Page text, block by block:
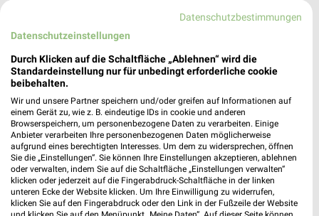
1,2 km
Angebote ab 03.08.
Noch morgen gültig
20,1 km
Dieter Knoll
Gültig bis Fr. 14.08.
XXXLutz REWE
Datenschutzbestimmungen
Datenschutzeinstellungen
Durch Klicken auf die Schaltfläche „Ablehnen“ wird die
Standardeinstellung nur für unbedingt erforderliche cookie
beibehalten.
Wir und unsere Partner speichern und/oder greifen auf Informationen auf
einem Gerät zu, wie z. B. eindeutige IDs in cookie und anderen
Browserspeichern, um personenbezogene Daten zu verarbeiten. Einige
Anbieter verarbeiten Ihre personenbezogenen Daten möglicherweise
aufgrund eines berechtigten Interesses. Um dem zu widersprechen, öffnen
Sie die „Einstellungen“. Sie können Ihre Einstellungen akzeptieren, ablehnen
oder verwalten, indem Sie auf die Schaltfläche „Einstellungen verwalten“
klicken oder jederzeit auf die Fingerabdruck-Schaltfläche in der linken
unteren Ecke der Website klicken. Um Ihre Einwilligung zu widerrufen,
klicken Sie auf den Fingerabdruck oder den Link in der Fußzeile der Website